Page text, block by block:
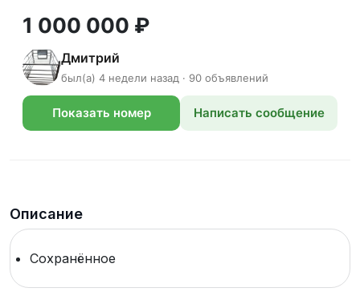
1 000 000 ₽
Дмитрий
был(а) 4 недели назад · 90 объявлений
Показать номер Написать сообщение
Описание
Сохранённое